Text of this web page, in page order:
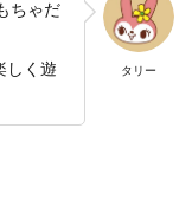
タリー
ちゃだ
しく遊